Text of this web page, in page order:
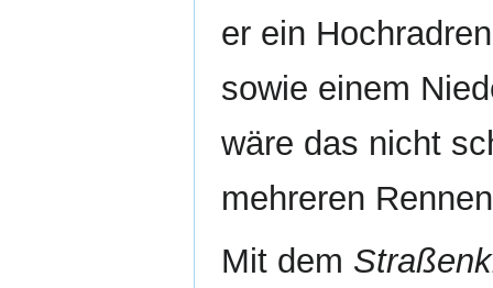
er ein
sowie einem
wäre das nicht
mehreren
Mit dem